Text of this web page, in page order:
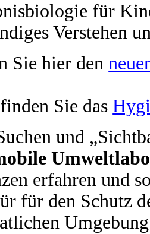
für
Verstehen
Sie hier den
Sie das
und
erfahren und
für den Schutz